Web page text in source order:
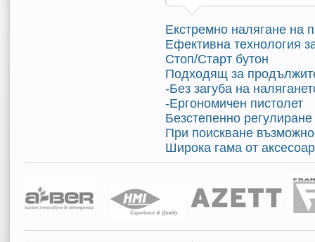
Екстремно налягане на
Ефективна технология
Стоп/Старт бутон
Подходящ за
-Без загуба на
-Ергономичен пистолет
Безстепенно
При поискване
Широка гама от